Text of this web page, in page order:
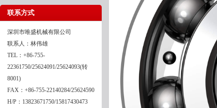
联系方式
深圳市唯盛机械有限公司
联系人：林伟雄
TEL：+86-755-
22361750/25624091/25624093(转
8001)
FAX：+86-755-22140284/25624590
H/P：13823671750/15817430473